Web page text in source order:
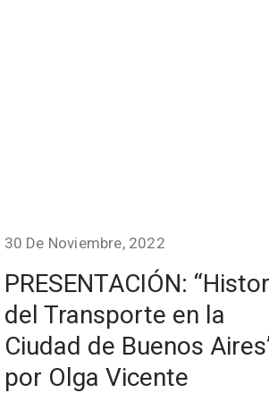
30 De Noviembre, 2022
PRESENTACIÓN:
del Transporte en la
Ciudad de Buenos
por Olga Vicente